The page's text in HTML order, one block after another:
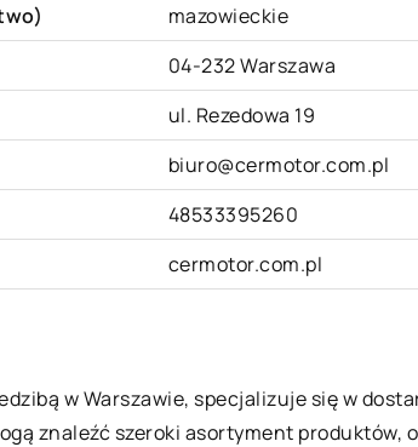
mazowieckie
04-232 Warszawa
ul. Rezedowa 19
biuro@cermotor.com.pl
48533395260
cermotor.com.pl
w Warszawie, specjalizuje się w
znaleźć szeroki asortyment